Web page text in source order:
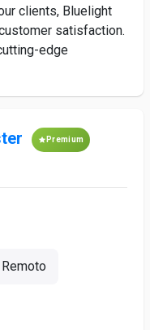
clients, Bluelight
satisfaction.
edge
Premium
Remoto